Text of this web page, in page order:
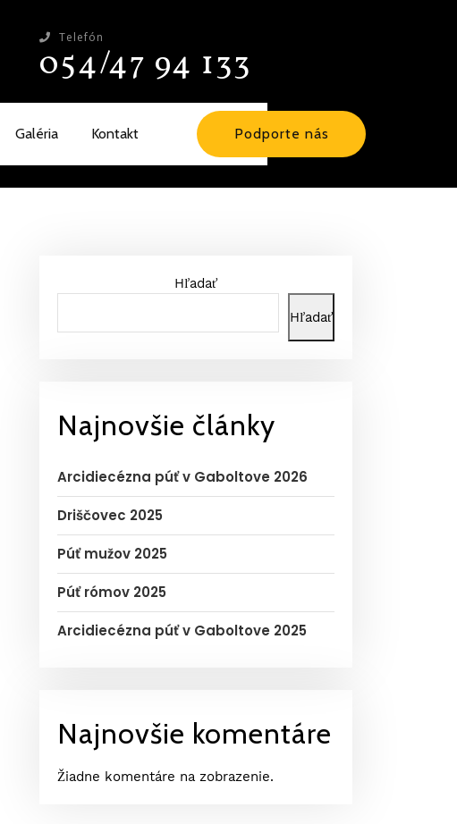
Telefón
054/47 94 133
Galéria Kontakt Podporte nás
Hľadať
Hľadať
Najnovšie články
Arcidiecézna púť v Gaboltove 2026
Driščovec 2025
Púť mužov 2025
Púť rómov 2025
Arcidiecézna púť v Gaboltove 2025
Najnovšie komentáre
Žiadne komentáre na zobrazenie.